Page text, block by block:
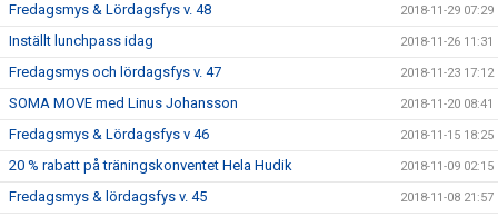
Fredagsmys & Lördagsfys v. 48 2018-11-29 07:29
Inställt lunchpass idag 2018-11-26 11:31
Fredagsmys och lördagsfys v. 47 2018-11-23 17:12
SOMA MOVE med Linus Johansson 2018-11-20 08:41
Fredagsmys & Lördagsfys v 46 2018-11-15 18:25
20 % rabatt på träningskonventet Hela Hudik 2018-11-09 02:15
Fredagsmys & lördagsfys v. 45 2018-11-08 21:57